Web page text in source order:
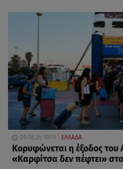
09.08.26, 10:13 ΕΛΛΑΔΑ
Κορυφώνεται η έξοδος
«Καρφίτσα δεν πέφτει»